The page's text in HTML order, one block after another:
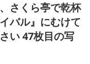
さくら亭で乾杯
バル』にむけて
い 47枚目の写